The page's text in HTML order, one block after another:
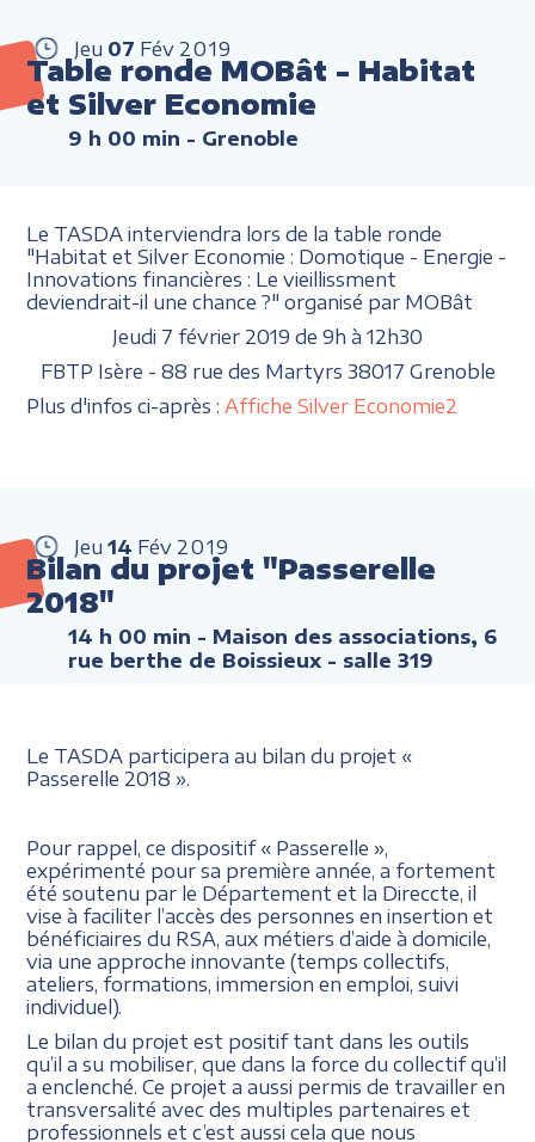
Jeu 07 Fév 2019
Table ronde MOBât - Habitat
et Silver Economie
9 h 00 min - Grenoble
Le TASDA interviendra lors de la table ronde
"Habitat et Silver Economie : Domotique - Energie -
Innovations financières : Le vieillissment
deviendrait-il une chance ?" organisé par MOBât
Jeudi 7 février 2019 de 9h à 12h30
FBTP Isère - 88 rue des Martyrs 38017 Grenoble
Plus d'infos ci-après : Affiche Silver Economie2
Jeu 14 Fév 2019
Bilan du projet "Passerelle
2018"
14 h 00 min - Maison des associations, 6
rue berthe de Boissieux - salle 319
Le TASDA participera au bilan du projet «
Passerelle 2018 ».
Pour rappel, ce dispositif « Passerelle »,
expérimenté pour sa première année, a fortement
été soutenu par le Département et la Direccte, il
vise à faciliter l’accès des personnes en insertion et
bénéficiaires du RSA, aux métiers d’aide à domicile,
via une approche innovante (temps collectifs,
ateliers, formations, immersion en emploi, suivi
individuel).
Le bilan du projet est positif tant dans les outils
qu’il a su mobiliser, que dans la force du collectif qu’il
a enclenché. Ce projet a aussi permis de travailler en
transversalité avec des multiples partenaires et
professionnels et c’est aussi cela que nous